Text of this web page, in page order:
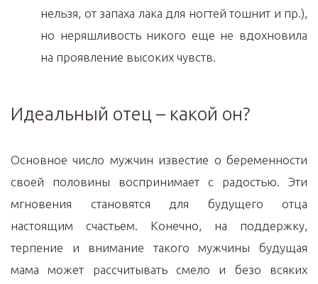
нельзя, от запаха лака для ногтей тошнит и пр.),
но неряшливость никого еще не вдохновила
на проявление высоких чувств.
Идеальный отец – какой он?
Основное число мужчин известие о беременности
своей половины воспринимает с радостью. Эти
мгновения становятся для будущего отца
настоящим счастьем. Конечно, на поддержку,
терпение и внимание такого мужчины будущая
мама может рассчитывать смело и безо всяких